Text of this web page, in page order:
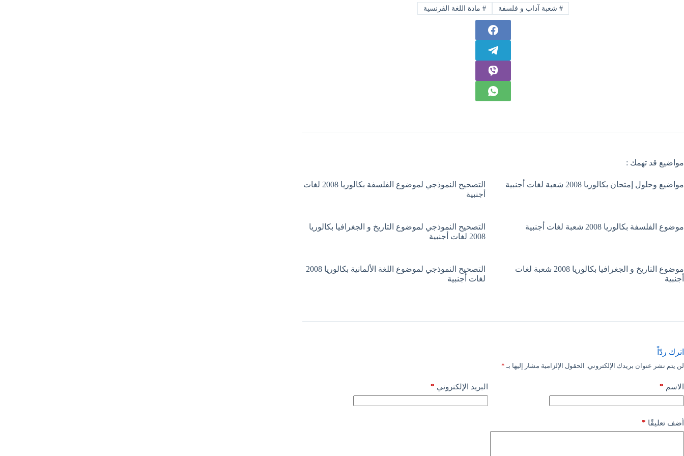
# شعبة آداب و فلسفة #مادة اللغة الفرنسية
مواضيع قد تهمك :
مواضيع وحلول إمتحان بكالوريا 2008 شعبة لغات أجنبية
التصحيح النموذجي لموضوع الفلسفة بكالوريا 2008 لغات
أجنبية
موضوع الفلسفة بكالوريا 2008 شعبة لغات أجنبية
التصحيح النموذجي لموضوع التاريخ و الجغرافيا بكالوريا
2008 لغات أجنبية
موضوع التاريخ و الجغرافيا بكالوريا 2008 شعبة لغات
أجنبية
التصحيح النموذجي لموضوع اللغة الألمانية بكالوريا 2008
لغات أجنبية
اترك ردّاً
لن يتم نشر عنوان بريدك الإلكتروني. الحقول الإلزامية مشار إليها بـ *
الاسم * البريد الإلكتروني *
أضف تعليقًا *